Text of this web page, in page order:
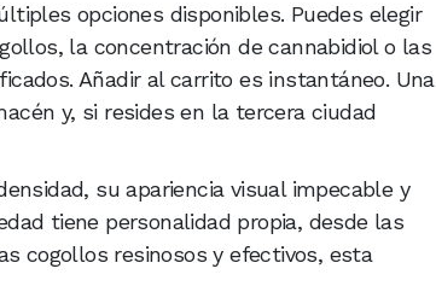
opciones disponibles. Puedes elegir
la concentración de cannabidiol o las
Añadir al carrito es instantáneo. Una
y, si resides en la tercera ciudad
su apariencia visual impecable y
tiene personalidad propia, desde las
cogollos resinosos y efectivos, esta